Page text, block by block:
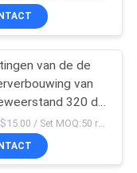
Cilinder
van de de
van
320 de
$7.00 - $15.00 / Set MOQ:50 reeks/Reeksen